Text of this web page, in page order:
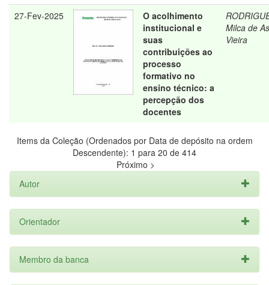
27-Fev-2025
O acolhimento
institucional e
suas
contribuições ao
processo
formativo no
ensino técnico: a
percepção dos
docentes
Milca de
Vieira
Items da Coleção (Ordenados por Data de depósito na ordem
Descendente): 1 para 20 de 414
Próximo >
Autor
Orientador
Membro da banca